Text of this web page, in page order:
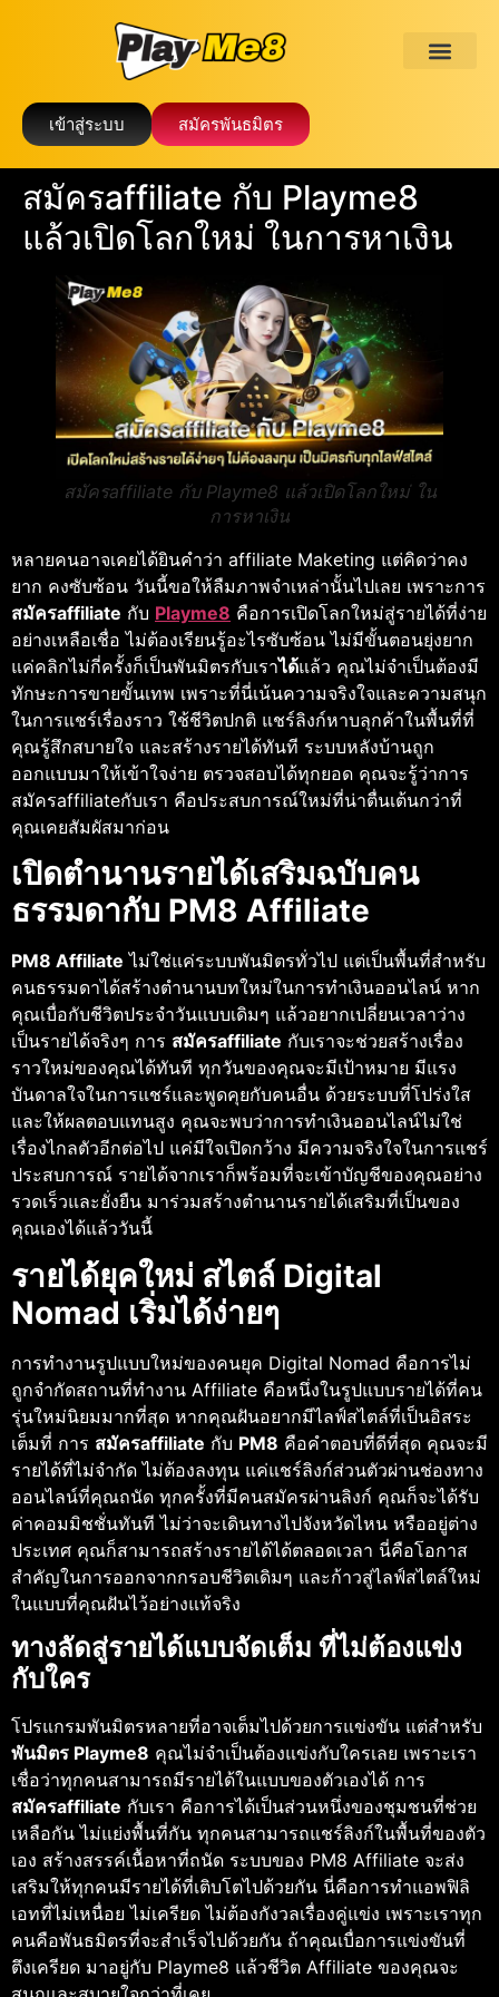
เข้าสู่ระบบ สมัครพันธมิตร
สมัครaffiliate กับ Playme8
แล้วเปิดโลกใหม่ ในการหาเงิน
สมัครaffiliate กับ Playme8 แล้วเปิดโลกใหม่ ใน
การหาเงิน
หลายคนอาจเคยได้ยินคำว่า affiliate Maketing แต่คิดว่าคง
ยาก คงซับซ้อน วันนี้ขอให้ลืมภาพจำเหล่านั้นไปเลย เพราะการ
สมัครaffiliate กับ Playme8 คือการเปิดโลกใหม่สู่รายได้ที่ง่าย
อย่างเหลือเชื่อ ไม่ต้องเรียนรู้อะไรซับซ้อน ไม่มีขั้นตอนยุ่งยาก
แค่คลิกไม่กี่ครั้งก็เป็นพันมิตรกับเราได้แล้ว คุณไม่จำเป็นต้องมี
ทักษะการขายขั้นเทพ เพราะที่นี่เน้นความจริงใจและความสนุก
ในการแชร์เรื่องราว ใช้ชีวิตปกติ แชร์ลิงก์หาบลุกค้าในพื้นที่ที่
คุณรู้สึกสบายใจ และสร้างรายได้ทันที ระบบหลังบ้านถูก
ออกแบบมาให้เข้าใจง่าย ตรวจสอบได้ทุกยอด คุณจะรู้ว่าการ
สมัครaffiliateกับเรา คือประสบการณ์ใหม่ที่น่าตื่นเต้นกว่าที่
คุณเคยสัมผัสมาก่อน
เปิดตำนานรายได้เสริมฉบับคน
ธรรมดากับ PM8 Affiliate
PM8 Affiliate ไม่ใช่แค่ระบบพันมิตรทั่วไป แต่เป็นพื้นที่สำหรับ
คนธรรมดาได้สร้างตำนานบทใหม่ในการทำเงินออนไลน์ หาก
คุณเบื่อกับชีวิตประจำวันแบบเดิมๆ แล้วอยากเปลี่ยนเวลาว่าง
เป็นรายได้จริงๆ การ สมัครaffiliate กับเราจะช่วยสร้างเรื่อง
ราวใหม่ของคุณได้ทันที ทุกวันของคุณจะมีเป้าหมาย มีแรง
บันดาลใจในการแชร์และพูดคุยกับคนอื่น ด้วยระบบที่โปร่งใส
และให้ผลตอบแทนสูง คุณจะพบว่าการทำเงินออนไลน์ไม่ใช่
เรื่องไกลตัวอีกต่อไป แค่มีใจเปิดกว้าง มีความจริงใจในการแชร์
ประสบการณ์ รายได้จากเราก็พร้อมที่จะเข้าบัญชีของคุณอย่าง
รวดเร็วและยั่งยืน มาร่วมสร้างตำนานรายได้เสริมที่เป็นของ
คุณเองได้แล้ววันนี้
รายได้ยุคใหม่ สไตล์ Digital
Nomad เริ่มได้ง่ายๆ
การทำงานรูปแบบใหม่ของคนยุค Digital Nomad คือการไม่
ถูกจำกัดสถานที่ทำงาน Affiliate คือหนึ่งในรูปแบบรายได้ที่คน
รุ่นใหม่นิยมมากที่สุด หากคุณฝันอยากมีไลฟ์สไตล์ที่เป็นอิสระ
เต็มที่ การ สมัครaffiliate กับ PM8 คือคำตอบที่ดีที่สุด คุณจะมี
รายได้ที่ไม่จำกัด ไม่ต้องลงทุน แค่แชร์ลิงก์ส่วนตัวผ่านช่องทาง
ออนไลน์ที่คุณถนัด ทุกครั้งที่มีคนสมัครผ่านลิงก์ คุณก็จะได้รับ
ค่าคอมมิชชั่นทันที ไม่ว่าจะเดินทางไปจังหวัดไหน หรืออยู่ต่าง
ประเทศ คุณก็สามารถสร้างรายได้ได้ตลอดเวลา นี่คือโอกาส
สำคัญในการออกจากกรอบชีวิตเดิมๆ และก้าวสู่ไลฟ์สไตล์ใหม่
ในแบบที่คุณฝันไว้อย่างแท้จริง
ทางลัดสู่รายได้แบบจัดเต็ม ที่ไม่ต้องแข่ง
กับใคร
โปรแกรมพันมิตรหลายที่อาจเต็มไปด้วยการแข่งขัน แต่สำหรับ
พันมิตร Playme8 คุณไม่จำเป็นต้องแข่งกับใครเลย เพราะเรา
เชื่อว่าทุกคนสามารถมีรายได้ในแบบของตัวเองได้ การ
สมัครaffiliate กับเรา คือการได้เป็นส่วนหนึ่งของชุมชนที่ช่วย
เหลือกัน ไม่แย่งพื้นที่กัน ทุกคนสามารถแชร์ลิงก์ในพื้นที่ของตัว
เอง สร้างสรรค์เนื้อหาที่ถนัด ระบบของ PM8 Affiliate จะส่ง
เสริมให้ทุกคนมีรายได้ที่เติบโตไปด้วยกัน นี่คือการทำแอพฟิลิ
เอทที่ไม่เหนื่อย ไม่เครียด ไม่ต้องกังวลเรื่องคู่แข่ง เพราะเราทุก
คนคือพันธมิตรที่จะสำเร็จไปด้วยกัน ถ้าคุณเบื่อการแข่งขันที่
ตึงเครียด มาอยู่กับ Playme8 แล้วชีวิต Affiliate ของคุณจะ